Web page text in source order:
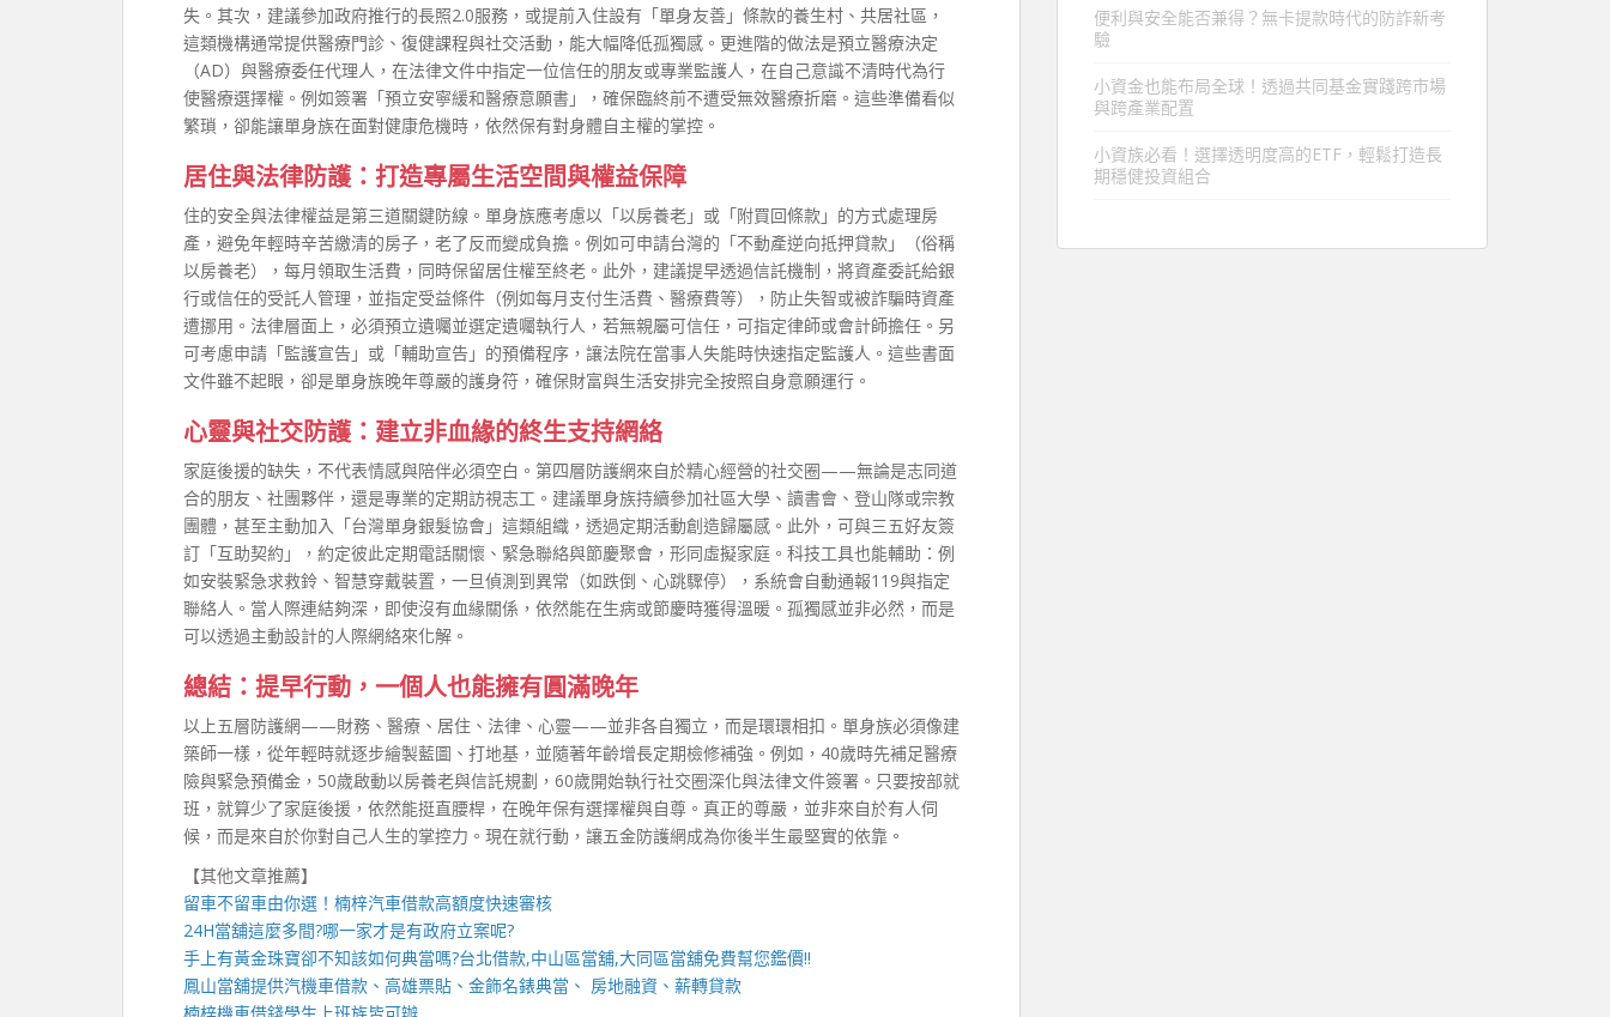
失。其次，建議參加政府推行的長照2.0服務，或提前入住設有「單身友善」條款的養生村、共居社區，
這類機構通常提供醫療門診、復健課程與社交活動，能大幅降低孤獨感。更進階的做法是預立醫療決定
（AD）與醫療委任代理人，在法律文件中指定一位信任的朋友或專業監護人，在自己意識不清時代為行
使醫療選擇權。例如簽署「預立安寧緩和醫療意願書」，確保臨終前不遭受無效醫療折磨。這些準備看似
繁瑣，卻能讓單身族在面對健康危機時，依然保有對身體自主權的掌控。
居住與法律防護：打造專屬生活空間與權益保障
住的安全與法律權益是第三道關鍵防線。單身族應考慮以「以房養老」或「附買回條款」的方式處理房
產，避免年輕時辛苦繳清的房子，老了反而變成負擔。例如可申請台灣的「不動產逆向抵押貸款」（俗稱
以房養老），每月領取生活費，同時保留居住權至終老。此外，建議提早透過信託機制，將資產委託給銀
行或信任的受託人管理，並指定受益條件（例如每月支付生活費、醫療費等），防止失智或被詐騙時資產
遭挪用。法律層面上，必須預立遺囑並選定遺囑執行人，若無親屬可信任，可指定律師或會計師擔任。另
可考慮申請「監護宣告」或「輔助宣告」的預備程序，讓法院在當事人失能時快速指定監護人。這些書面
文件雖不起眼，卻是單身族晚年尊嚴的護身符，確保財富與生活安排完全按照自身意願運行。
心靈與社交防護：建立非血緣的終生支持網絡
家庭後援的缺失，不代表情感與陪伴必須空白。第四層防護網來自於精心經營的社交圈——無論是志同道
合的朋友、社團夥伴，還是專業的定期訪視志工。建議單身族持續參加社區大學、讀書會、登山隊或宗教
團體，甚至主動加入「台灣單身銀髮協會」這類組織，透過定期活動創造歸屬感。此外，可與三五好友簽
訂「互助契約」，約定彼此定期電話關懷、緊急聯絡與節慶聚會，形同虛擬家庭。科技工具也能輔助：例
如安裝緊急求救鈴、智慧穿戴裝置，一旦偵測到異常（如跌倒、心跳驟停），系統會自動通報119與指定
聯絡人。當人際連結夠深，即使沒有血緣關係，依然能在生病或節慶時獲得溫暖。孤獨感並非必然，而是
可以透過主動設計的人際網絡來化解。
總結：提早行動，一個人也能擁有圓滿晚年
以上五層防護網——財務、醫療、居住、法律、心靈——並非各自獨立，而是環環相扣。單身族必須像建
築師一樣，從年輕時就逐步繪製藍圖、打地基，並隨著年齡增長定期檢修補強。例如，40歲時先補足醫療
險與緊急預備金，50歲啟動以房養老與信託規劃，60歲開始執行社交圈深化與法律文件簽署。只要按部就
班，就算少了家庭後援，依然能挺直腰桿，在晚年保有選擇權與自尊。真正的尊嚴，並非來自於有人伺
候，而是來自於你對自己人生的掌控力。現在就行動，讓五金防護網成為你後半生最堅實的依靠。
【其他文章推薦】
留車不留車由你選！ 楠梓汽車借款高額度快速審核
24H當舖這麼多間?哪一家才是有政府立案呢?
手上有黃金珠寶卻不知該如何典當嗎?台北借款,中山區當舖,大同區當舖免費幫您鑑價!!
鳳山當舖提供汽機車借款、高雄票貼、金飾名錶典當、 房地融資、薪轉貸款
便利與安全能否兼得？無卡提款時代的防詐新考
驗
小資金也能布局全球！透過共同基金實踐跨市場
與跨產業配置
小資族必看！選擇透明度高的ETF，輕鬆打造長
期穩健投資組合